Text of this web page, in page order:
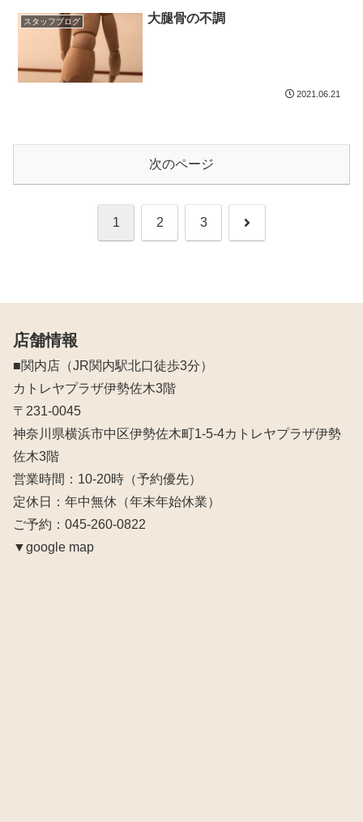
スタッフブログ 大腿骨の不調
2021.06.21
次のページ
1 2 3 次
店舗情報
■関内店（JR関内駅北口徒歩3分）
カトレヤプラザ伊勢佐木3階
〒231-0045
神奈川県横浜市中区伊勢佐木町1-5-4カトレヤプラザ伊勢
佐木3階
営業時間：10‐20時（予約優先）
定休日：年中無休（年末年始休業）
ご予約：045-260-0822
▼google map